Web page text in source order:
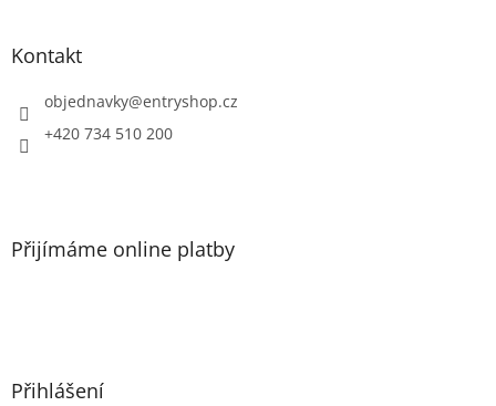
Kontakt
objednavky@entryshop.cz
+420 734 510 200
Přijímáme online platby
Přihlášení